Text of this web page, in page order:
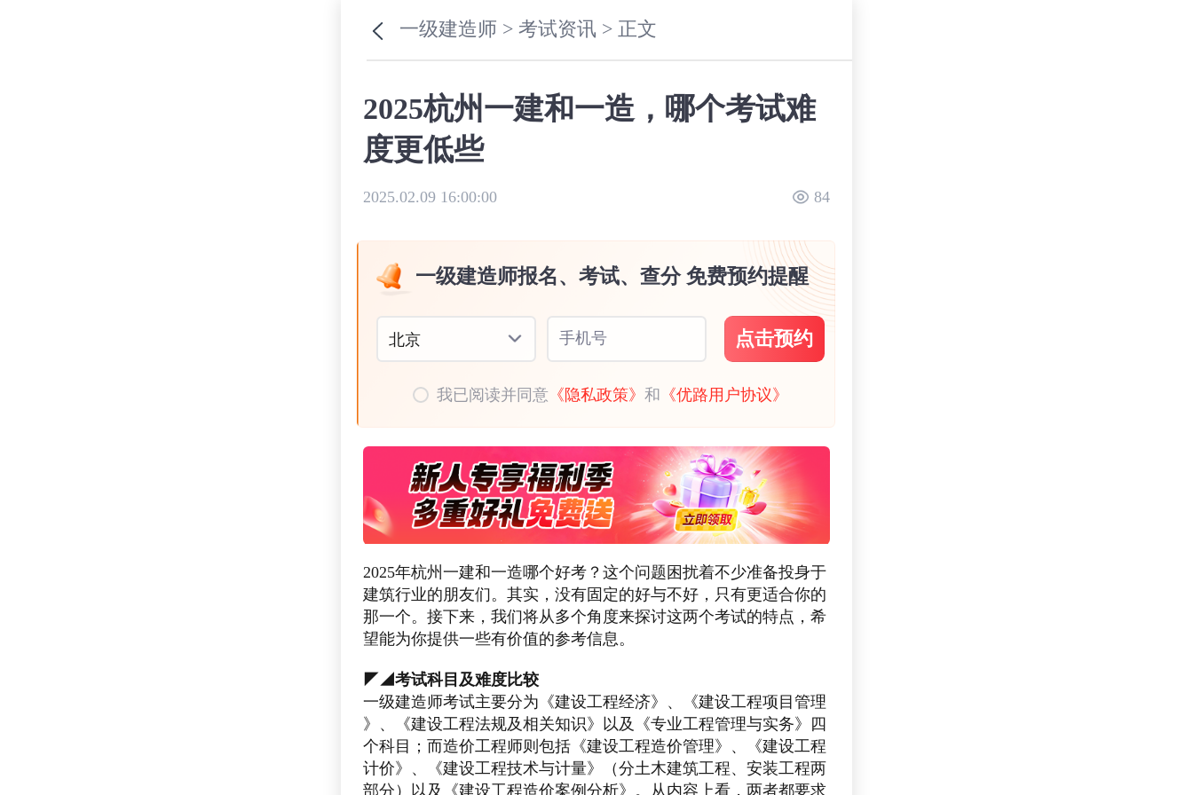
一级建造师 >考试资讯 > 正文
2025杭州一建和一造，哪个考试难
度更低些
2025.02.09 16:00:00 84
一级建造师报名、考试、查分 免费预约提醒
北京 手机号 点击预约
我已阅读并同意 《隐私政策》和 《优路用户协议》
2025年杭州一建和一造哪个好考？这个问题困扰着不少准备投身于
建筑行业的朋友们。其实，没有固定的好与不好，只有更适合你的
那一个。接下来，我们将从多个角度来探讨这两个考试的特点，希
望能为你提供一些有价值的参考信息。
◤◢考试科目及难度比较
一级建造师考试主要分为《建设工程经济》、《建设工程项目管理
》、《建设工程法规及相关知识》以及《专业工程管理与实务》四
个科目；而造价工程师则包括《建设工程造价管理》、《建设工程
计价》、《建设工程技术与计量》（分土木建筑工程、安装工程两
部分）以及《建设工程造价案例分析》。从内容上看，两者都要求